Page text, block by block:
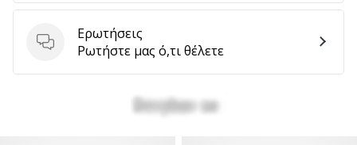
Ερωτήσεις
Ερωτήσεις
Ρωτήστε μας ό,τι θέλετε